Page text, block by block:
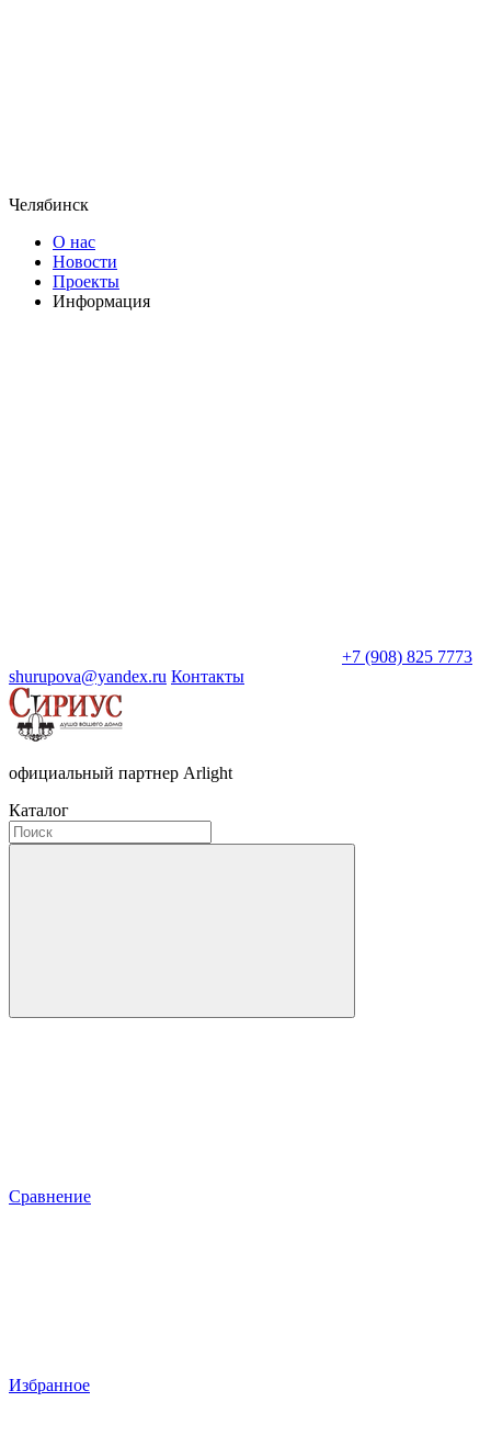
Челябинск
О нас
Новости
Проекты
Информация
+7 (908) 825 7773
shurupova@yandex.ru Контакты
официальный партнер Arlight
Каталог
Сравнение
Избранное